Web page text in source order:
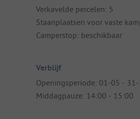
Verkavelde percelen: 5
Staanplaatsen voor vaste
Camperstop: beschikbaar
Verblijf
Openingsperiode: 01-05 -
Middagpauze: 14:00 - 15:00